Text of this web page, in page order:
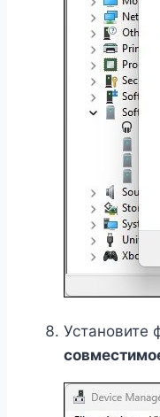
Установите